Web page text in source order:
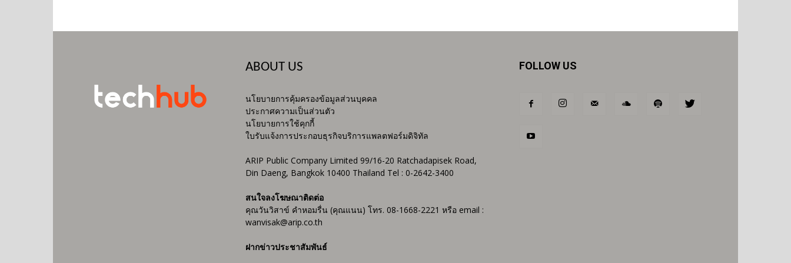
ABOUT US
นโยบายการคุ้มครองข้อมูลส่วนบุคคล
ประกาศความเป็นส่วนตัว
นโยบายการใช้คุกกี้
ใบรับแจ้งการประกอบธุรกิจบริการแพลตฟอร์มดิจิทัล
ARIP Public Company Limited 99/16-20 Ratchadapisek Road,
Din Daeng, Bangkok 10400 Thailand Tel : 0-2642-3400
สนใจลงโฆษณาติดต่อ
คุณวันวิสาข์ คำหอมรื่น (คุณแนน) โทร. 08-1668-2221 หรือ email :
wanvisak@arip.co.th
ฝากข่าวประชาสัมพันธ์
FOLLOW US